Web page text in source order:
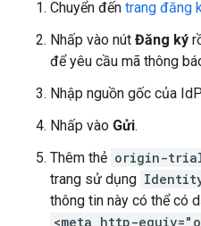
Chuyển đến trang đăng
Nhấp vào nút Đăng ký
để yêu cầu mã thông
Nhập nguồn gốc của
Nhấp vào Gửi.
Thêm thẻ origin-
trang sử dụng
thông tin này có thể có
<meta http-